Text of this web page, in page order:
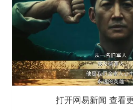
打开网易新闻 查看